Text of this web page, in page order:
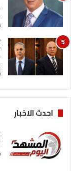
احدث الاخبار